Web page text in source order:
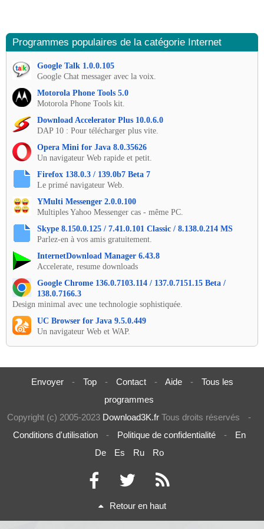
Programmes populaires de la catégorie Internet
Google Talk 1.0.0.105
Google Chat messager avec la voix.
Motorola Phone Tools 5.0
Motorola Phone Tools kit.
Download Accelerator Plus 10.0.6.0
DAP 10 : Pour télécharger plus vite.
Opera Mini for Java 8.0.35626
Un navigateur Web rapide et petit.
Firefox 138.0.3 / 139.0b7 Beta 7
Le primé navigateur Web.
YMulti Messenger 2.0.0.100
Multiples Yahoo Messenger cas - même PC.
Skype 8.150.0.125 / 7.41.0.101 Classic / 8.138.0.214 MS
Parlez-en à vos amis gratuitement.
InternetDownload Manager 6.43.8
Accelerate, resume downloads
Google Chrome 136.0.7103.114 / 137.0.7151.15 Beta /
138.0.7166.3
Design minimal avec une technologie sophistiquée.
UC Browser for Java 9.5.0.449
Un navigateur Web et WAP.
Envoyer - Top - Contact - Aide -
Tous les
programmes
Copyright (c) 2005-2023 Download3K.fr Tous droits réservés
-
Conditions d'utilisation
- Politique de confidentialité -
En
De
Es Ru Ro
Retour en haut